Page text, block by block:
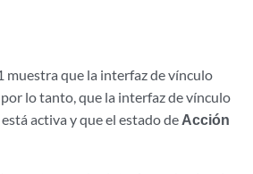
muestra que la interfaz de vínculo
lo tanto, que la interfaz de vínculo
activa y que el estado de Acción